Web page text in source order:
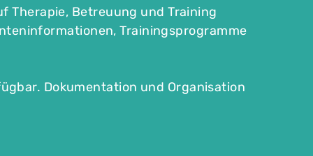
Therapie, Betreuung und Training
Trainingsprogramme
Dokumentation und Organisation